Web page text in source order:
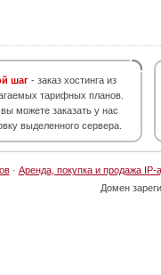
шаг - заказ хостинга из
тарифных планов.
можете заказать у нас
выделенного сервера.
· Аренда, покупка и продажа IP-
Домен